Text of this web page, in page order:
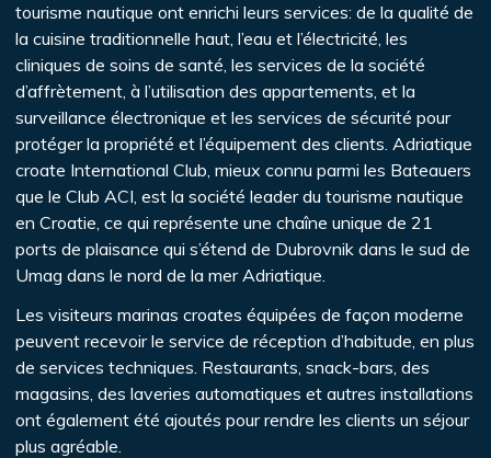
tourisme nautique ont enrichi leurs services: de la qualité de
la cuisine traditionnelle haut, l’eau et l’électricité, les
cliniques de soins de santé, les services de la société
d’affrètement, à l’utilisation des appartements, et la
surveillance électronique et les services de sécurité pour
protéger la propriété et l’équipement des clients. Adriatique
croate International Club, mieux connu parmi les Bateauers
que le Club ACI, est la société leader du tourisme nautique
en Croatie, ce qui représente une chaîne unique de 21
ports de plaisance qui s’étend de Dubrovnik dans le sud de
Umag dans le nord de la mer Adriatique.
Les visiteurs marinas croates équipées de façon moderne
peuvent recevoir le service de réception d’habitude, en plus
de services techniques. Restaurants, snack-bars, des
magasins, des laveries automatiques et autres installations
ont également été ajoutés pour rendre les clients un séjour
plus agréable.